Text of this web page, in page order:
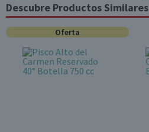
Descubre Productos Similares
Oferta